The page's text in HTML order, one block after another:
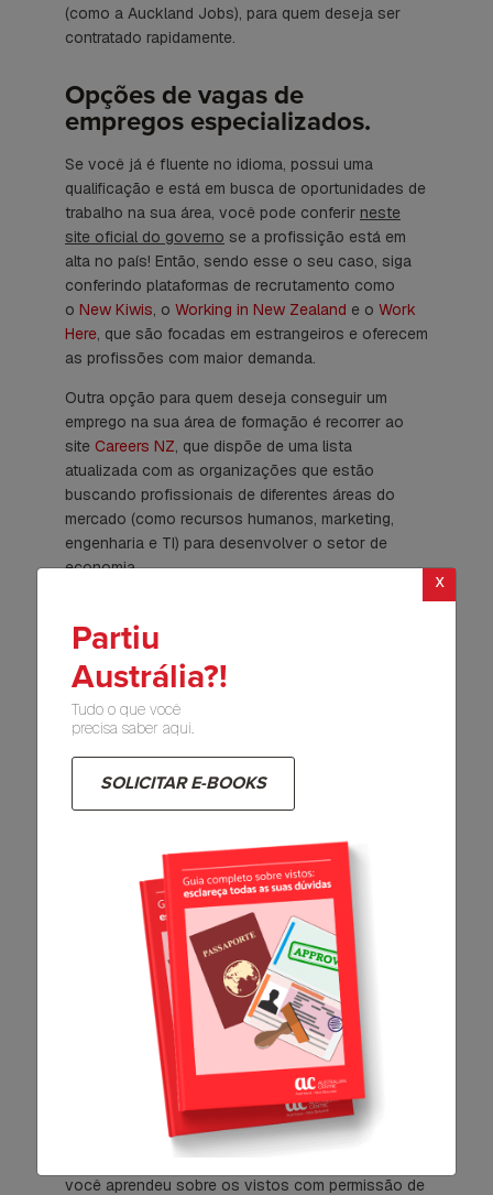
(como a Auckland Jobs), para quem deseja ser
contratado rapidamente.
Opções de vagas de
empregos especializados.
Se você já é fluente no idioma, possui uma
qualificação e está em busca de oportunidades de
trabalho na sua área, você pode conferir neste
site oficial do governo se a profissição está em
alta no país! Então, sendo esse o seu caso, siga
conferindo plataformas de recrutamento como
o New Kiwis, o Working in New Zealand e o Work
Here, que são focadas em estrangeiros e oferecem
as profissões com maior demanda.
Outra opção para quem deseja conseguir um
emprego na sua área de formação é recorrer ao
site Careers NZ, que dispõe de uma lista
atualizada com as organizações que estão
buscando profissionais de diferentes áreas do
mercado (como recursos humanos, marketing,
engenharia e TI) para desenvolver o setor de
economia.
Outras formas de achar seu
emprego na nova Zelândia.
Mas não pense que a internet é a única
possibilidade para encontrar seu emprego na Nova
Zelândia. O mais tradicional método de busca de
emprego não deve ser negligenciado no país:
entregue o seu currículo impresso nos
estabelecimentos! Na Nova Zelândia, muitas
empresas colocam cartazes nas ruas à procura de
novos funcionários e você verá que muitos
amigos em seu intercâmbio conseguem emprego
indo de porta em porta. Você também pode
contatar as empresas por e-mail ou SMS.
Além disso, as escolas costumam ajudar os
estudantes para encontrar um trabalho no país,
divulgando vagas de trabalho em seus murais e
redes sociais. Algumas oferecem ainda suporte na
elaboração do seu currículo e também preparação
para entrevistas e pequenos treinamentos práticos
em algumas funções mais comuns entre
você aprendeu sobre os vistos com permissão de
x
Partiu
Austrália?!
Tudo o que você
precisa saber aqui.
SOLICITAR E-BOOKS